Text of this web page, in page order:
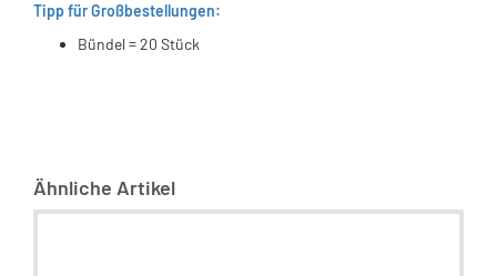
Tipp für Großbestellungen:
Bündel = 20 Stück
Ähnliche Artikel